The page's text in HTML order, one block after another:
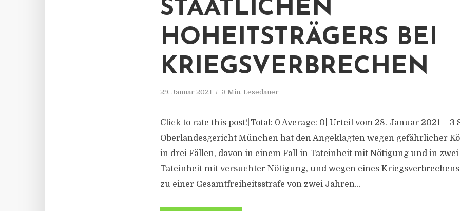
STAATLICHEN
HOHEITSTRÄGERS BEI
KRIEGSVERBRECHEN
29. Januar 2021 3 Min. Lesedauer
Click to rate this post![Total: 0 Average: 0] Urteil vom 28. Januar 2021 – 3
Oberlandesgericht München hat den Angeklagten wegen gefährlicher
in drei Fällen, davon in einem Fall in Tateinheit mit Nötigung und in
Tateinheit mit versuchter Nötigung, und wegen eines Kriegsverbrechens
zu einer Gesamtfreiheitsstrafe von zwei Jahren...